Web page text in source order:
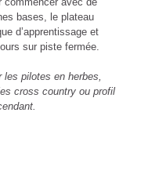
bases, le plateau
d’apprentissage et
sur piste fermée.
les pilotes en herbes,
cross country ou profil